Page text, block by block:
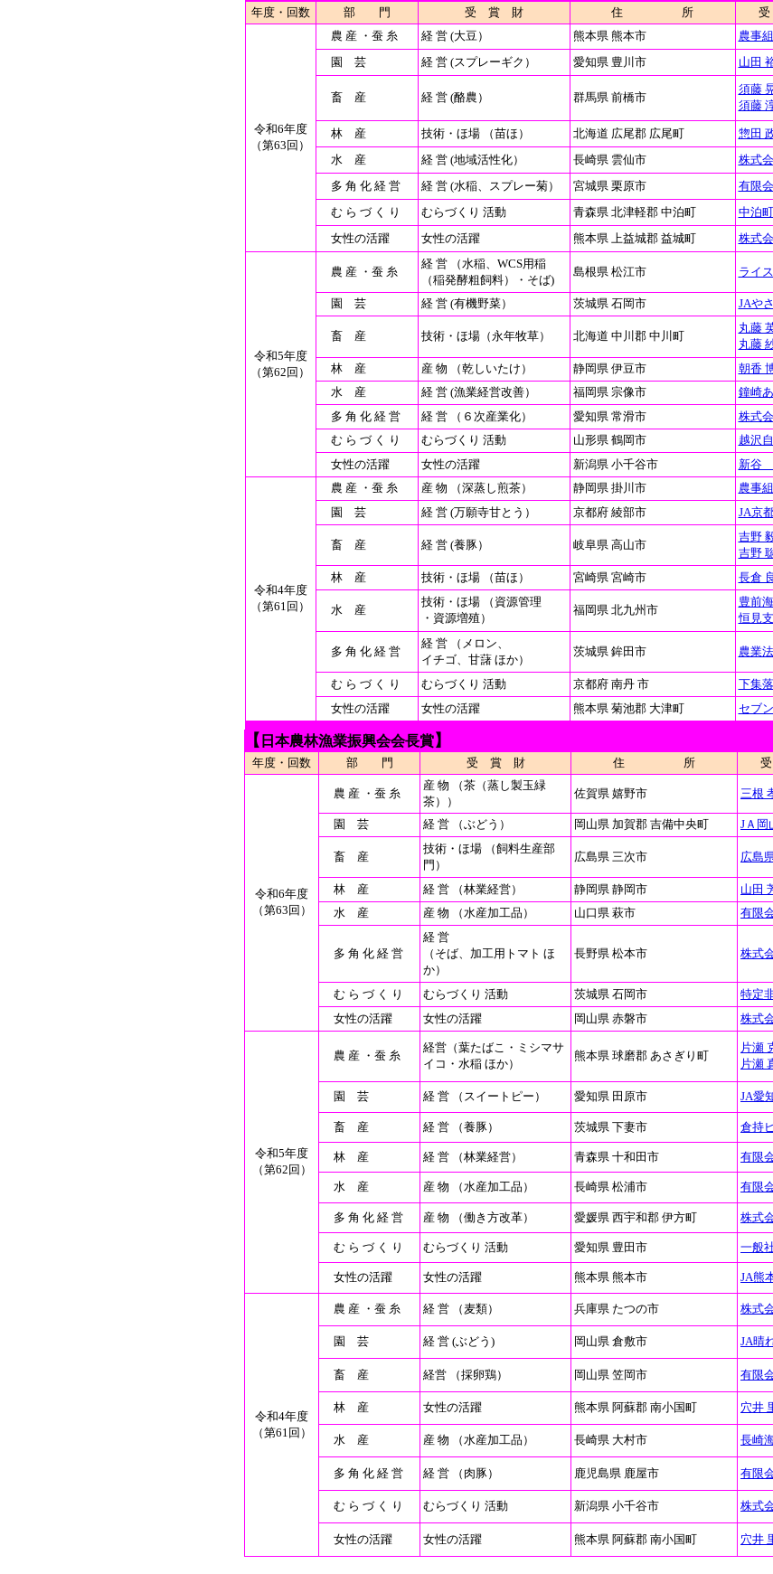
年度・回数 部 門 受 賞 財 住 所
令和6年度
（第63回）
農 産 ・蚕 糸 経 営 (大豆） 熊本県 熊本市
農事
園 芸
経 営 (スプレーギク） 愛知県 豊川市 山田
畜 産 経 営 (酪農） 群馬県 前橋市
須藤
須藤
林 産 技術・ほ場 （苗ほ） 北海道 広尾郡 広尾町
惣田
水 産
経 営 (地域活性化） 長崎県 雲仙市
株式
多 角 化 経 営
経 営 (水稲、スプレー菊） 宮城県 栗原市
有限
む ら づ く り
むらづくり 活動 青森県 北津軽郡 中泊町
中泊
女性の活躍
女性の活躍 熊本県 上益城郡 益城町 株式
令和5年度
（第62回）
農 産 ・蚕 糸
経 営 （水稲、WCS用稲
（稲発酵粗飼料）・そば)
島根県 松江市 ライ
園 芸 経 営 (有機野菜） 茨城県 石岡市 JAや
畜 産 技術・ほ場（永年牧草） 北海道 中川郡 中川町
丸藤
丸藤
林 産
産 物 （乾しいたけ） 静岡県 伊豆市
朝香
水 産
経 営 (漁業経営改善） 福岡県 宗像市
鐘崎
多 角 化 経 営
経 営 （６次産業化） 愛知県 常滑市
株式
む ら づ く り
むらづくり 活動 山形県 鶴岡市
越沢
女性の活躍
女性の活躍 新潟県 小千谷市 新谷
令和4年度
（第61回）
農 産 ・蚕 糸 産 物 （深蒸し煎茶） 静岡県 掛川市
農事
園 芸
経 営 (万願寺甘とう） 京都府 綾部市 JA京
畜 産 経 営 (養豚） 岐阜県 高山市
吉野
吉野
林 産
技術・ほ場 （苗ほ） 宮崎県 宮崎市 長倉
水 産
技術・ほ場 （資源管理
・資源増殖）
福岡県 北九州市
豊前
恒見
多 角 化 経 営
経 営 （メロン、
イチゴ、甘藷 ほか）
茨城県 鉾田市 農業
む ら づ く り むらづくり 活動 京都府 南丹 市
下集
女性の活躍
女性の活躍 熊本県 菊池郡 大津町 セブ
【 日本農林漁業振興会会長賞】
年度・回数 部 門 受 賞 財 住 所
令和6年度
（第63回）
農 産 ・蚕 糸
産 物 （茶（蒸し製玉緑
茶））
佐賀県 嬉野市 三根
園 芸 経 営 （ぶどう） 岡山県 加賀郡 吉備中央町 JＡ岡
畜 産
技術・ほ場 （飼料生産部
門）
広島県 三次市 広島
林 産 経 営 （林業経営） 静岡県 静岡市
山田
水 産
産 物 （水産加工品） 山口県 萩市 有限
多 角 化 経 営
経 営
（そば、加工用トマト ほ
か）
長野県 松本市 株式
む ら づ く り むらづくり 活動 茨城県 石岡市
特定
女性の活躍
女性の活躍 岡山県 赤磐市 株式
令和5年度
（第62回）
農 産 ・蚕 糸
経営（葉たばこ・ミシマサ
イコ・水稲 ほか）
熊本県 球磨郡 あさぎり町
片瀬
片瀬
園 芸 経 営 （スイートピー） 愛知県 田原市 JA愛
畜 産 経 営 （養豚） 茨城県 下妻市 倉持
林 産 経 営 （林業経営） 青森県 十和田市 有限
水 産 産 物 （水産加工品） 長崎県 松浦市 有限
多 角 化 経 営 産 物 （働き方改革） 愛媛県 西宇和郡 伊方町 株式
む ら づ く り むらづくり 活動 愛知県 豊田市 一般
女性の活躍 女性の活躍 熊本県 熊本市 JA熊
令和4年度
（第61回）
農 産 ・蚕 糸 経 営 （麦類） 兵庫県 たつの市 株式
園 芸 経 営 (ぶどう) 岡山県 倉敷市 JA晴
畜 産 経営 （採卵鶏） 岡山県 笠岡市 有限
林 産 女性の活躍 熊本県 阿蘇郡 南小国町 穴井
水 産 産 物 （水産加工品） 長崎県 大村市 長崎
多 角 化 経 営 経 営 （肉豚） 鹿児島県 鹿屋市 有限
む ら づ く り むらづくり 活動 新潟県 小千谷市 株式
女性の活躍 女性の活躍 熊本県 阿蘇郡 南小国町 穴井